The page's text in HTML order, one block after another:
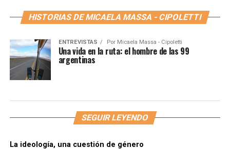
HISTORIAS DE MICAELA MASSA - CIPOLETTI
ENTREVISTAS Por Micaela Massa - Cipoletti
Una vida en la ruta: el hombre de las 99
argentinas
SEGUIR LEYENDO
La ideología, una cuestión de género